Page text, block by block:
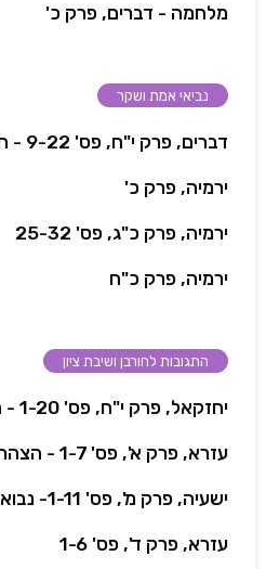
מלחמה - דברים, פרק כ'
נביאי אמת ושקר
דברים, פרק י"ח, פס' 9-22 - חוק הנביא
ירמיה, פרק כ'
ירמיה, פרק כ"ג, פס' 25-32
ירמיה, פרק כ"ח
התגובות לחורבן ושיבת ציון
יחזקאל, פרק י"ח, פס' 1-20 - השינוי בתורת הגמול
עזרא, פרק א', פס' 1-7 - הצהרת כורש
ישעיה, פרק מ', פס' 1-11- נבואת ישעיה
עזרא, פרק ד', פס' 1-6